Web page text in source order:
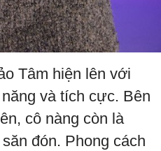
Tâm hiện lên với
và tích cực. Bên
cô nàng còn là
đón. Phong cách